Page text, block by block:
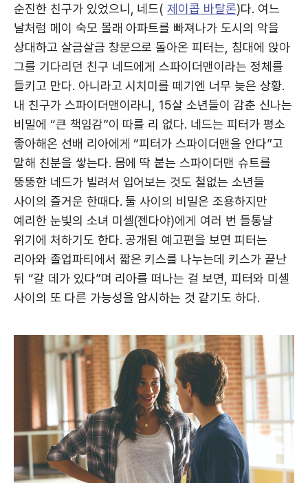
순진한 친구가 있었으니, 네드( 제이콥 바탈론)다. 여느
날처럼 메이 숙모 몰래 아파트를 빠져나가 도시의 악을
상대하고 살금살금 창문으로 돌아온 피터는, 침대에 앉아
그를 기다리던 친구 네드에게 스파이더맨이라는 정체를
들키고 만다. 아니라고 시치미를 떼기엔 너무 늦은 상황.
내 친구가 스파이더맨이라니, 15살 소년들이 감춘 신나는
비밀에 “큰 책임감”이 따를 리 없다. 네드는 피터가 평소
좋아해온 선배 리아에게 “피터가 스파이더맨을 안다”고
말해 친분을 쌓는다. 몸에 딱 붙는 스파이더맨 슈트를
뚱뚱한 네드가 빌려서 입어보는 것도 철없는 소년들
사이의 즐거운 한때다. 둘 사이의 비밀은 조용하지만
예리한 눈빛의 소녀 미셸(젠다야)에게 여러 번 들통날
위기에 처하기도 한다. 공개된 예고편을 보면 피터는
리아와 졸업파티에서 짧은 키스를 나누는데 키스가 끝난
뒤 “갈 데가 있다”며 리아를 떠나는 걸 보면, 피터와 미셸
사이의 또 다른 가능성을 암시하는 것 같기도 하다.